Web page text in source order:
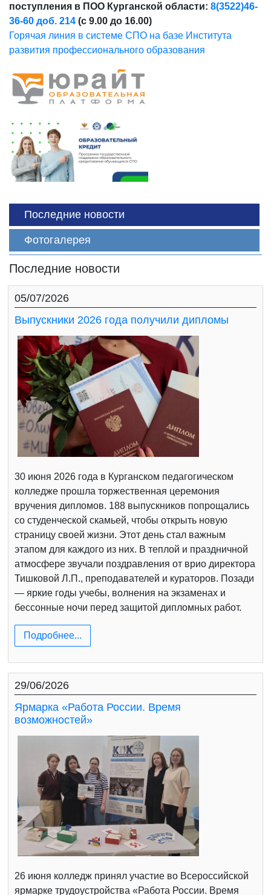
поступления в ПОО Курганской области: 8(3522)46-
36-60 доб. 214 (с 9.00 до 16.00)
Горячая линия в системе СПО на базе Института
развития профессионального образования
Последние новости
Фотогалерея
Последние новости
05/07/2026
Выпускники 2026 года получили дипломы
30 июня 2026 года в Курганском педагогическом
колледже прошла торжественная церемония
вручения дипломов. 188 выпускников попрощались
со студенческой скамьей, чтобы открыть новую
страницу своей жизни. Этот день стал важным
этапом для каждого из них. В теплой и праздничной
атмосфере звучали поздравления от врио директора
Тишковой Л.П., преподавателей и кураторов. Позади
— яркие годы учебы, волнения на экзаменах и
бессонные ночи перед защитой дипломных работ.
Подробнее...
29/06/2026
Ярмарка «Работа России. Время
возможностей»
26 июня колледж принял участие во Всероссийской
ярмарке трудоустройства «Работа России. Время